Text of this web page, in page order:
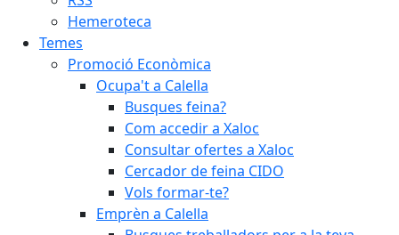
Hemeroteca
Temes
Promoció Econòmica
Ocupa't a Calella
Busques feina?
Com accedir a Xaloc
Consultar ofertes a Xaloc
Cercador de feina CIDO
Vols formar-te?
Emprèn a Calella